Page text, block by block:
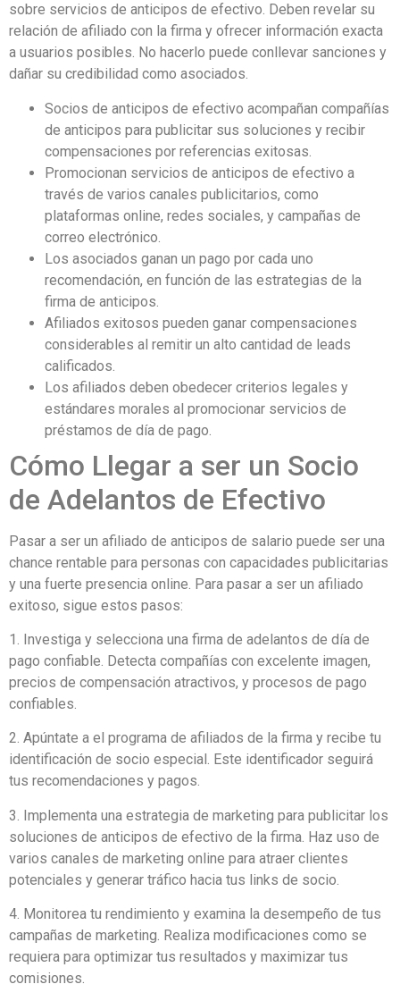
sobre servicios de anticipos de efectivo. Deben revelar su
relación de afiliado con la firma y ofrecer información exacta
a usuarios posibles. No hacerlo puede conllevar sanciones y
dañar su credibilidad como asociados.
Socios de anticipos de efectivo acompañan compañías
de anticipos para publicitar sus soluciones y recibir
compensaciones por referencias exitosas.
Promocionan servicios de anticipos de efectivo a
través de varios canales publicitarios, como
plataformas online, redes sociales, y campañas de
correo electrónico.
Los asociados ganan un pago por cada uno
recomendación, en función de las estrategias de la
firma de anticipos.
Afiliados exitosos pueden ganar compensaciones
considerables al remitir un alto cantidad de leads
calificados.
Los afiliados deben obedecer criterios legales y
estándares morales al promocionar servicios de
préstamos de día de pago.
Cómo Llegar a ser un Socio
de Adelantos de Efectivo
Pasar a ser un afiliado de anticipos de salario puede ser una
chance rentable para personas con capacidades publicitarias
y una fuerte presencia online. Para pasar a ser un afiliado
exitoso, sigue estos pasos:
1. Investiga y selecciona una firma de adelantos de día de
pago confiable. Detecta compañías con excelente imagen,
precios de compensación atractivos, y procesos de pago
confiables.
2. Apúntate a el programa de afiliados de la firma y recibe tu
identificación de socio especial. Este identificador seguirá
tus recomendaciones y pagos.
3. Implementa una estrategia de marketing para publicitar los
soluciones de anticipos de efectivo de la firma. Haz uso de
varios canales de marketing online para atraer clientes
potenciales y generar tráfico hacia tus links de socio.
4. Monitorea tu rendimiento y examina la desempeño de tus
campañas de marketing. Realiza modificaciones como se
requiera para optimizar tus resultados y maximizar tus
comisiones.